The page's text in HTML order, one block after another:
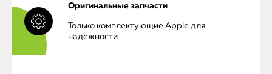
Оригинальные запчасти
Только комплектующие Apple для
надежности